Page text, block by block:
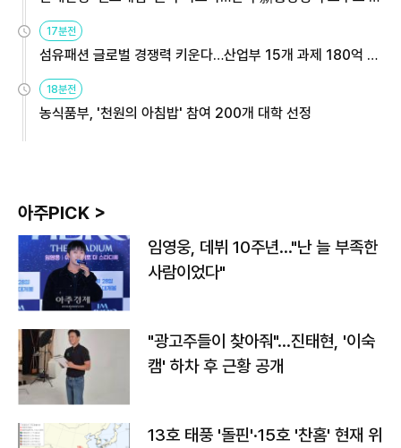
용해야
17분전
섬유패션 글로벌 경쟁력 키운다…산업부 15개 과제 180억 지
원
18분전
농식품부, '천원의 아침밥' 참여 200개 대학 선정
아주PICK >
임영웅, 데뷔 10주년…"난 늘 부족한
사람이었다"
"광고주들이 찾아줘"…진태현, '이숙
캠' 하차 후 근황 공개
13호 태풍 '돌핀'·15호 '찬홈' 현재 위